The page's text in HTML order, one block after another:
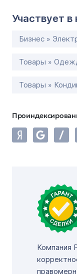
Участвует в
Бизнес »
Товары »
Товары »
Компания